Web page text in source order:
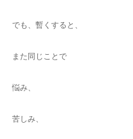
でも、暫くすると、
また同じことで
悩み、
苦しみ、